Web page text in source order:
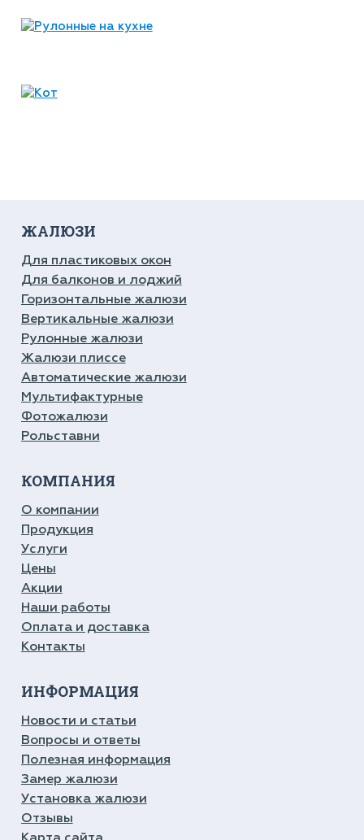
ЖАЛЮЗИ
Для пластиковых окон
Для балконов и лоджий
Горизонтальные жалюзи
Вертикальные жалюзи
Рулонные жалюзи
Жалюзи плиссе
Автоматические жалюзи
Мультифактурные
Фотожалюзи
Рольставни
КОМПАНИЯ
О компании
Продукция
Услуги
Цены
Акции
Наши работы
Оплата и доставка
Контакты
ИНФОРМАЦИЯ
Новости и статьи
Вопросы и ответы
Полезная информация
Замер жалюзи
Установка жалюзи
Отзывы